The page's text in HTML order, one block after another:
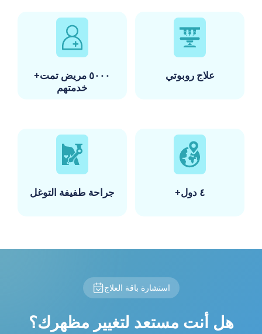
+٥٠٠٠ مريض تمت
خدمتهم
علاج روبوتي
جراحة طفيفة التوغل +٤ دول
استشارة باقة العلاج
هل أنت مستعد لتغيير مظهرك؟